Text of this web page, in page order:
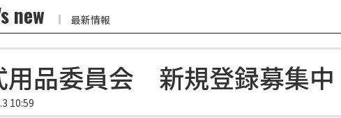
new 最新情報
用品委員会 新規登録募集中
10:59